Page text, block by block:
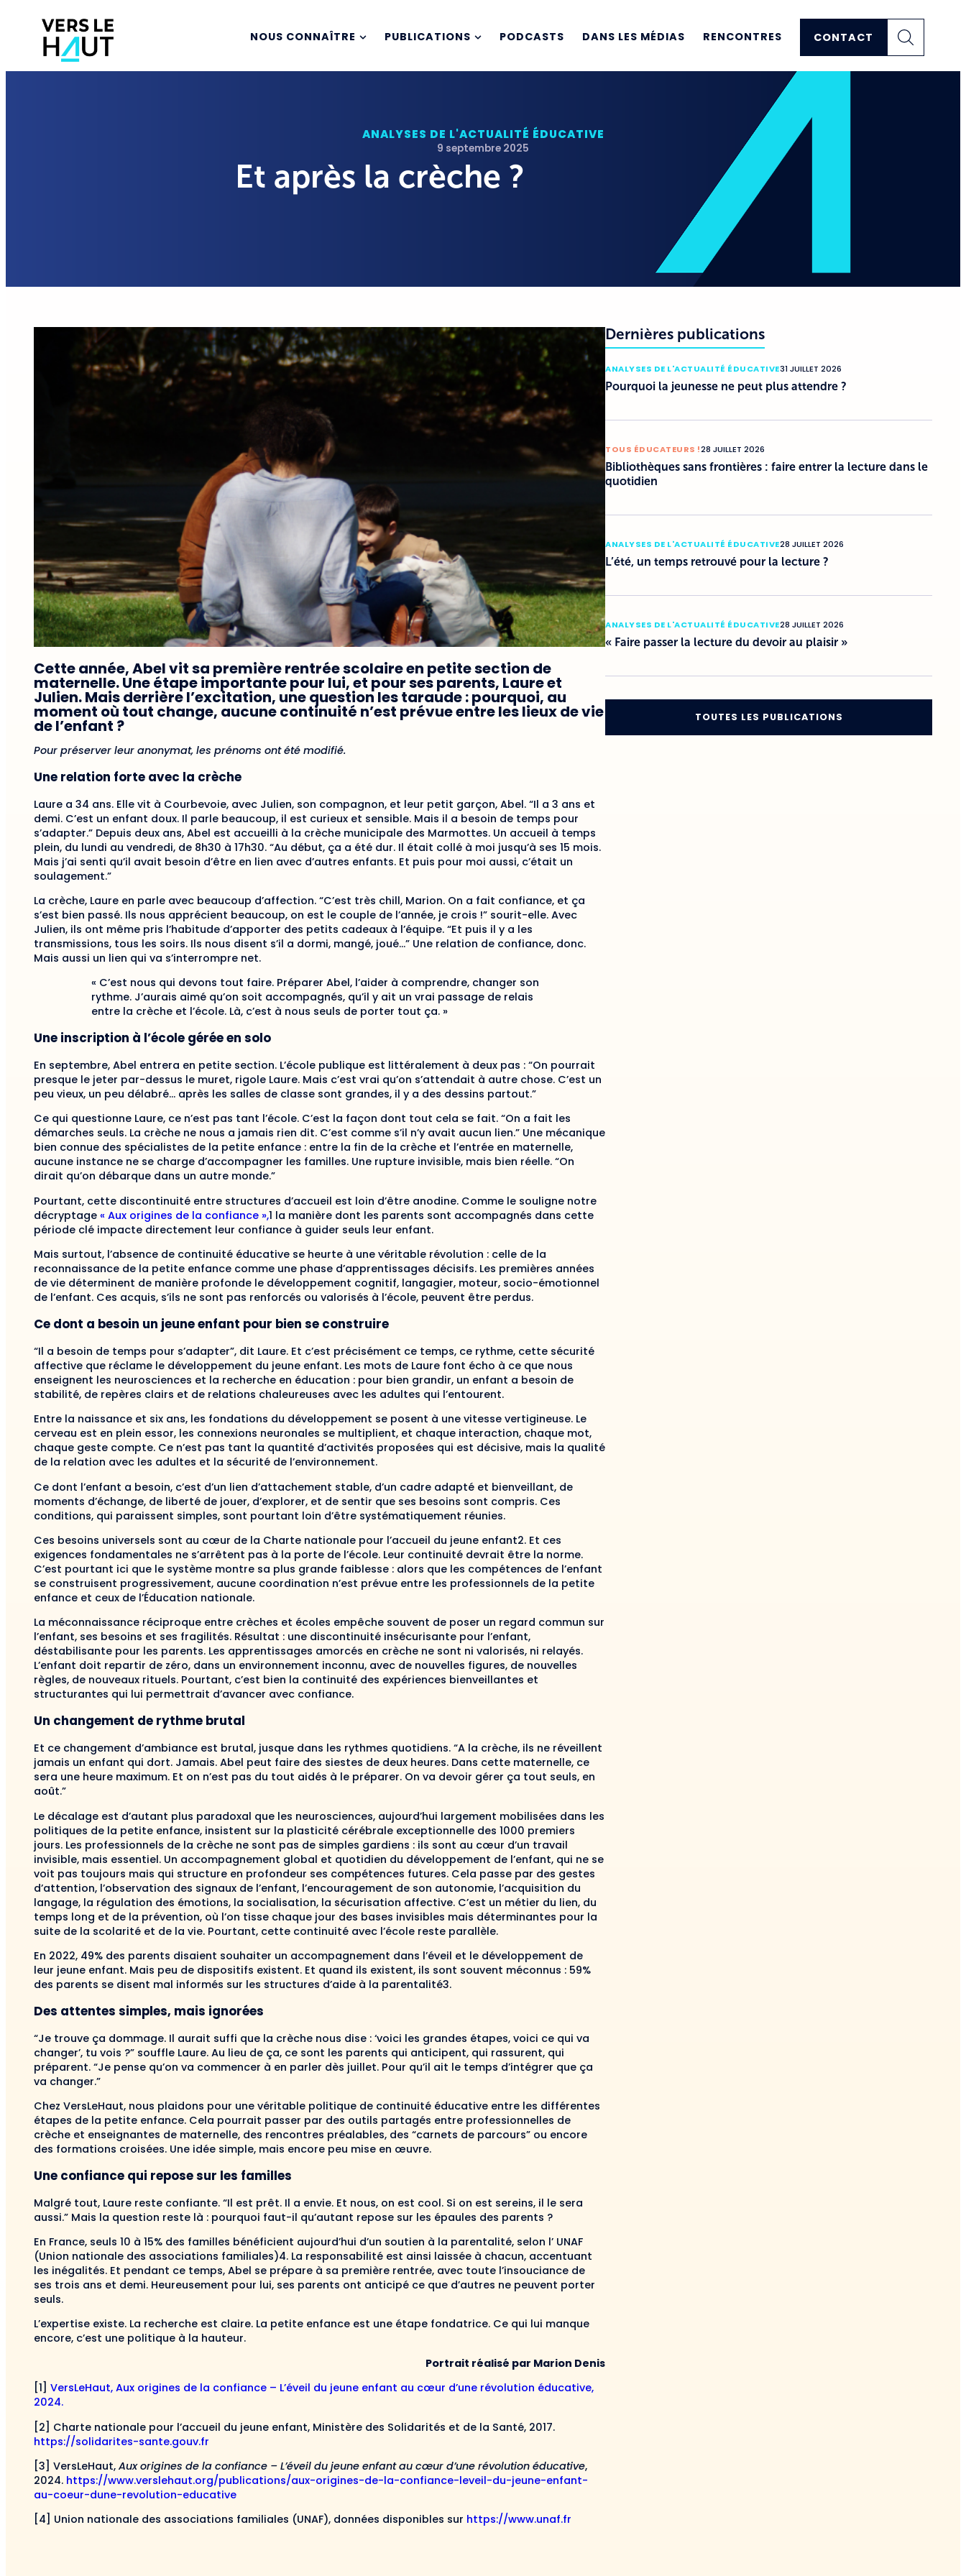
NOUS CONNAÎTRE PUBLICATIONS PODCASTS DANS LES MÉDIAS RENCONTRES CONTACT
ANALYSES DE L'ACTUALITÉ ÉDUCATIVE
9 septembre 2025
Et après la crèche ?
Cette année, Abel vit sa première rentrée scolaire en petite section de
maternelle. Une étape importante pour lui, et pour ses parents, Laure et
Julien. Mais derrière l’excitation, une question les taraude : pourquoi, au
moment où tout change, aucune continuité n’est prévue entre les lieux de vie
de l’enfant ?
Pour préserver leur anonymat, les prénoms ont été modifié.
Une relation forte avec la crèche
Laure a 34 ans. Elle vit à Courbevoie, avec Julien, son compagnon, et leur petit garçon, Abel. “Il a 3 ans et
demi. C’est un enfant doux. Il parle beaucoup, il est curieux et sensible. Mais il a besoin de temps pour
s’adapter.” Depuis deux ans, Abel est accueilli à la crèche municipale des Marmottes. Un accueil à temps
plein, du lundi au vendredi, de 8h30 à 17h30. “Au début, ça a été dur. Il était collé à moi jusqu’à ses 15 mois.
Mais j’ai senti qu’il avait besoin d’être en lien avec d’autres enfants. Et puis pour moi aussi, c’était un
soulagement.”
La crèche, Laure en parle avec beaucoup d’affection. “C’est très chill, Marion. On a fait confiance, et ça
s’est bien passé. Ils nous apprécient beaucoup, on est le couple de l’année, je crois !” sourit-elle. Avec
Julien, ils ont même pris l’habitude d’apporter des petits cadeaux à l’équipe. “Et puis il y a les
transmissions, tous les soirs. Ils nous disent s’il a dormi, mangé, joué…” Une relation de confiance, donc.
Mais aussi un lien qui va s’interrompre net.
« C’est nous qui devons tout faire. Préparer Abel, l’aider à comprendre, changer son
rythme. J’aurais aimé qu’on soit accompagnés, qu’il y ait un vrai passage de relais
entre la crèche et l’école. Là, c’est à nous seuls de porter tout ça. »
Une inscription à l’école gérée en solo
En septembre, Abel entrera en petite section. L’école publique est littéralement à deux pas : “On pourrait
presque le jeter par-dessus le muret, rigole Laure. Mais c’est vrai qu’on s’attendait à autre chose. C’est un
peu vieux, un peu délabré… après les salles de classe sont grandes, il y a des dessins partout.”
Ce qui questionne Laure, ce n’est pas tant l’école. C’est la façon dont tout cela se fait. “On a fait les
démarches seuls. La crèche ne nous a jamais rien dit. C’est comme s’il n’y avait aucun lien.” Une mécanique
bien connue des spécialistes de la petite enfance : entre la fin de la crèche et l’entrée en maternelle,
aucune instance ne se charge d’accompagner les familles. Une rupture invisible, mais bien réelle. “On
dirait qu’on débarque dans un autre monde.”
Pourtant, cette discontinuité entre structures d’accueil est loin d’être anodine. Comme le souligne notre
décryptage « Aux origines de la confiance »,1 la manière dont les parents sont accompagnés dans cette
période clé impacte directement leur confiance à guider seuls leur enfant.
Mais surtout, l’absence de continuité éducative se heurte à une véritable révolution : celle de la
reconnaissance de la petite enfance comme une phase d’apprentissages décisifs. Les premières années
de vie déterminent de manière profonde le développement cognitif, langagier, moteur, socio-émotionnel
de l’enfant. Ces acquis, s’ils ne sont pas renforcés ou valorisés à l’école, peuvent être perdus.
Ce dont a besoin un jeune enfant pour bien se construire
“Il a besoin de temps pour s’adapter”, dit Laure. Et c’est précisément ce temps, ce rythme, cette sécurité
affective que réclame le développement du jeune enfant. Les mots de Laure font écho à ce que nous
enseignent les neurosciences et la recherche en éducation : pour bien grandir, un enfant a besoin de
stabilité, de repères clairs et de relations chaleureuses avec les adultes qui l’entourent.
Entre la naissance et six ans, les fondations du développement se posent à une vitesse vertigineuse. Le
cerveau est en plein essor, les connexions neuronales se multiplient, et chaque interaction, chaque mot,
chaque geste compte. Ce n’est pas tant la quantité d’activités proposées qui est décisive, mais la qualité
de la relation avec les adultes et la sécurité de l’environnement.
Ce dont l’enfant a besoin, c’est d’un lien d’attachement stable, d’un cadre adapté et bienveillant, de
moments d’échange, de liberté de jouer, d’explorer, et de sentir que ses besoins sont compris. Ces
conditions, qui paraissent simples, sont pourtant loin d’être systématiquement réunies.
Ces besoins universels sont au cœur de la Charte nationale pour l’accueil du jeune enfant2. Et ces
exigences fondamentales ne s’arrêtent pas à la porte de l’école. Leur continuité devrait être la norme.
C’est pourtant ici que le système montre sa plus grande faiblesse : alors que les compétences de l’enfant
se construisent progressivement, aucune coordination n’est prévue entre les professionnels de la petite
enfance et ceux de l’Éducation nationale.
La méconnaissance réciproque entre crèches et écoles empêche souvent de poser un regard commun sur
l’enfant, ses besoins et ses fragilités. Résultat : une discontinuité insécurisante pour l’enfant,
déstabilisante pour les parents. Les apprentissages amorcés en crèche ne sont ni valorisés, ni relayés.
L’enfant doit repartir de zéro, dans un environnement inconnu, avec de nouvelles figures, de nouvelles
règles, de nouveaux rituels. Pourtant, c’est bien la continuité des expériences bienveillantes et
structurantes qui lui permettrait d’avancer avec confiance.
Un changement de rythme brutal
Et ce changement d’ambiance est brutal, jusque dans les rythmes quotidiens. “A la crèche, ils ne réveillent
jamais un enfant qui dort. Jamais. Abel peut faire des siestes de deux heures. Dans cette maternelle, ce
sera une heure maximum. Et on n’est pas du tout aidés à le préparer. On va devoir gérer ça tout seuls, en
août.”
Le décalage est d’autant plus paradoxal que les neurosciences, aujourd’hui largement mobilisées dans les
politiques de la petite enfance, insistent sur la plasticité cérébrale exceptionnelle des 1000 premiers
jours. Les professionnels de la crèche ne sont pas de simples gardiens : ils sont au cœur d’un travail
invisible, mais essentiel. Un accompagnement global et quotidien du développement de l’enfant, qui ne se
voit pas toujours mais qui structure en profondeur ses compétences futures. Cela passe par des gestes
d’attention, l’observation des signaux de l’enfant, l’encouragement de son autonomie, l’acquisition du
langage, la régulation des émotions, la socialisation, la sécurisation affective. C’est un métier du lien, du
temps long et de la prévention, où l’on tisse chaque jour des bases invisibles mais déterminantes pour la
suite de la scolarité et de la vie. Pourtant, cette continuité avec l’école reste parallèle.
En 2022, 49% des parents disaient souhaiter un accompagnement dans l’éveil et le développement de
leur jeune enfant. Mais peu de dispositifs existent. Et quand ils existent, ils sont souvent méconnus : 59%
des parents se disent mal informés sur les structures d’aide à la parentalité3.
Des attentes simples, mais ignorées
“Je trouve ça dommage. Il aurait suffi que la crèche nous dise : ‘voici les grandes étapes, voici ce qui va
changer’, tu vois ?” souffle Laure. Au lieu de ça, ce sont les parents qui anticipent, qui rassurent, qui
préparent. “Je pense qu’on va commencer à en parler dès juillet. Pour qu’il ait le temps d’intégrer que ça
va changer.”
Chez VersLeHaut, nous plaidons pour une véritable politique de continuité éducative entre les différentes
étapes de la petite enfance. Cela pourrait passer par des outils partagés entre professionnelles de
crèche et enseignantes de maternelle, des rencontres préalables, des “carnets de parcours” ou encore
des formations croisées. Une idée simple, mais encore peu mise en œuvre.
Une confiance qui repose sur les familles
Malgré tout, Laure reste confiante. “Il est prêt. Il a envie. Et nous, on est cool. Si on est sereins, il le sera
aussi.” Mais la question reste là : pourquoi faut-il qu’autant repose sur les épaules des parents ?
En France, seuls 10 à 15% des familles bénéficient aujourd’hui d’un soutien à la parentalité, selon l’ UNAF
(Union nationale des associations familiales)4. La responsabilité est ainsi laissée à chacun, accentuant
les inégalités. Et pendant ce temps, Abel se prépare à sa première rentrée, avec toute l’insouciance de
ses trois ans et demi. Heureusement pour lui, ses parents ont anticipé ce que d’autres ne peuvent porter
seuls.
L’expertise existe. La recherche est claire. La petite enfance est une étape fondatrice. Ce qui lui manque
encore, c’est une politique à la hauteur.
Portrait réalisé par Marion Denis
[1] VersLeHaut, Aux origines de la confiance – L’éveil du jeune enfant au cœur d’une révolution éducative,
2024.
[2] Charte nationale pour l’accueil du jeune enfant, Ministère des Solidarités et de la Santé, 2017.
https://solidarites-sante.gouv.fr
[3] VersLeHaut, Aux origines de la confiance – L’éveil du jeune enfant au cœur d’une révolution éducative,
2024. https://www.verslehaut.org/publications/aux-origines-de-la-confiance-leveil-du-jeune-enfant-
au-coeur-dune-revolution-educative
[4] Union nationale des associations familiales (UNAF), données disponibles sur https://www.unaf.fr
Dernières publications
ANALYSES DE L'ACTUALITÉ ÉDUCATIVE31 JUILLET 2026
Pourquoi la jeunesse ne peut plus attendre ?
TOUS ÉDUCATEURS !28 JUILLET 2026
Bibliothèques sans frontières : faire entrer la lecture dans le
quotidien
ANALYSES DE L'ACTUALITÉ ÉDUCATIVE28 JUILLET 2026
L’été, un temps retrouvé pour la lecture ?
ANALYSES DE L'ACTUALITÉ ÉDUCATIVE28 JUILLET 2026
« Faire passer la lecture du devoir au plaisir »
TOUTES LES PUBLICATIONS